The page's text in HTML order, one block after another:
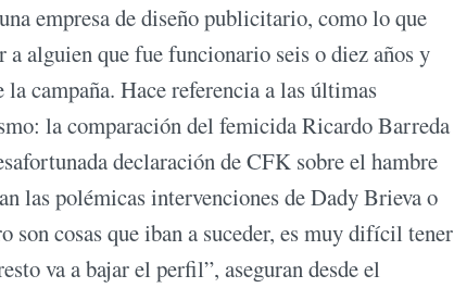
empresa de diseño publicitario, como lo que
alguien que fue funcionario seis o diez años y
campaña. Hace referencia a las últimas
la comparación del femicida Ricardo Barreda
declaración de CFK sobre el hambre
las polémicas intervenciones de Dady Brieva o
cosas que iban a suceder, es muy difícil tener
va a bajar el perfil”, aseguran desde el